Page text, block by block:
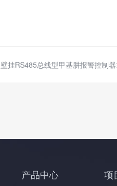
壁挂RS485总线型甲基肼报警控制
产品中心 项